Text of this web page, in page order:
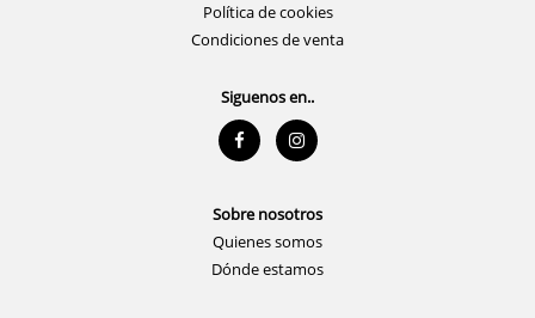
Política de cookies
Condiciones de venta
Siguenos en..
Sobre nosotros
Quienes somos
Dónde estamos